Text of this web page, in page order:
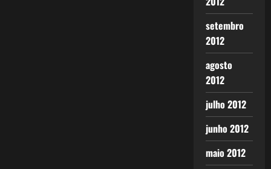
setembro
2012
agosto
2012
julho 2012
junho 2012
maio 2012